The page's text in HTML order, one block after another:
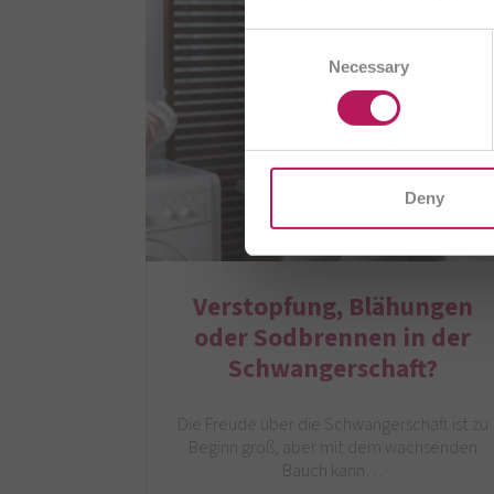
Consent
Selection
Necessary
Deny
Verstopfung, Blähungen
oder Sodbrennen in der
Schwangerschaft?
Die Freude über die Schwangerschaft ist zu
Beginn groß, aber mit dem wachsenden
Bauch kann…